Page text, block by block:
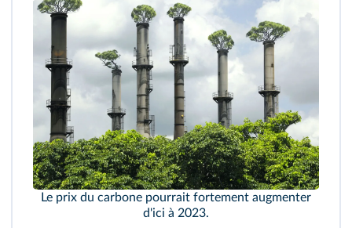
Le prix du carbone pourrait fortement augmenter
d'ici à 2023.